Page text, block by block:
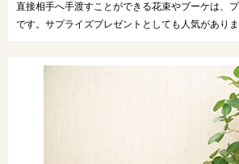
直接相手へ手渡すことができる花束やブーケは、
です。サプライズプレゼントとしても人気がありま